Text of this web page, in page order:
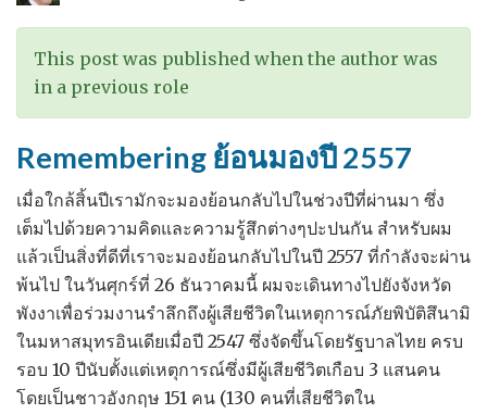
สุนทรพจน์
ใน
งาน
ความ
โปร่งใส
ใน
ภาค
การ
ก่อสร้าง
This post was published when the author was
in a previous role
Remembering ย้อนมองปี 2557
เมื่อใกล้สิ้นปีเรามักจะมองย้อนกลับไปในช่วงปีที่ผ่านมา ซึ่ง
เต็มไปด้วยความคิดและความรู้สึกต่างๆปะปนกัน สำหรับผม
แล้วเป็นสิ่งที่ดีที่เราจะมองย้อนกลับไปในปี 2557 ที่กำลังจะผ่าน
พ้นไป ในวันศุกร์ที่ 26 ธันวาคมนี้ ผมจะเดินทางไปยังจังหวัด
พังงาเพื่อร่วมงานรำลึกถึงผู้เสียชีวิตในเหตุการณ์ภัยพิบัติสึนามิ
ในมหาสมุทรอินเดียเมื่อปี 2547 ซึ่งจัดขึ้นโดยรัฐบาลไทย ครบ
รอบ 10 ปีนับตั้งแต่เหตุการณ์ซึ่งมีผู้เสียชีวิตเกือบ 3 แสนคน
โดยเป็นชาวอังกฤษ 151 คน (130 คนที่เสียชีวิตใน